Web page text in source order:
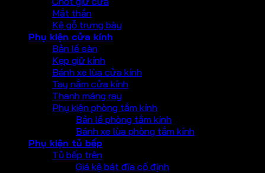
Mắt thần
Kệ gỗ trưng bày
Phụ kiện cửa kính
Bản lề sàn
Kẹp giữ kính
Bánh xe lùa cửa kính
Tay nắm cửa kính
Thanh máng ray
Phụ kiện phòng tắm kính
Bản lề phòng tắm kính
Bánh xe lùa phòng tắm kính
Phụ kiện tủ bếp
Tủ bếp trên
Giá kệ bát đĩa cố định